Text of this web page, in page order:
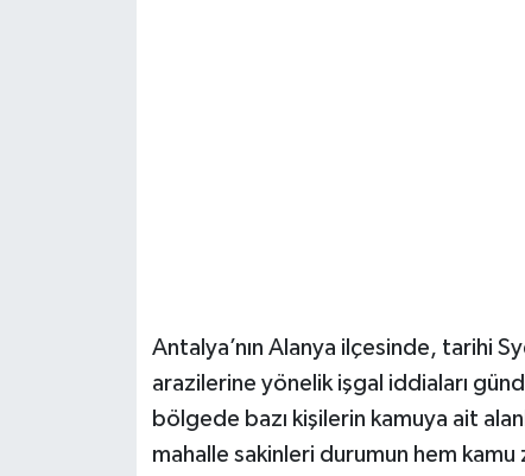
Antalya’nın Alanya ilçesinde, tarihi
arazilerine yönelik işgal iddiaları
bölgede bazı kişilerin kamuya ait
mahalle sakinleri durumun hem kamu